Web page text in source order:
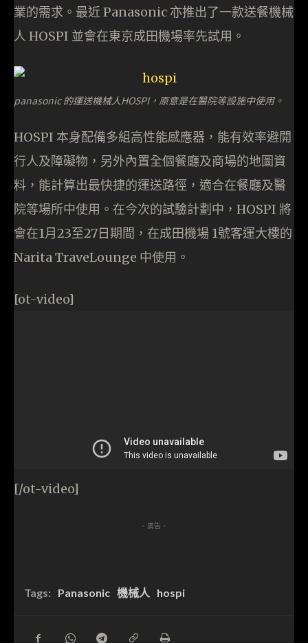
業的需求。最近 Panasonic 亦推出了一款送餐機械
人 HOSPI 並會在東京成田機場率先試用。
panasonic 的運送機械人HOSPI，原意是在醫院等設施中使用。
HOSPI 本身配備多組高性能感應器，能有效率避開
行人及障礙物，另外內置全個餐廳及商場的地圖資
料，能計算出最快捷的運送路徑，適合在餐廳及醫
院等場所中使用。在今次的試驗計劃中，HOSPI 將
會在1月23至27日期間，在成田機場 1號客運大樓的
Narita TraveLounge 中使用。
[ot-video]
[/ot-video]
- 廣告 -
Tags: Panasonic 機械人 hospi